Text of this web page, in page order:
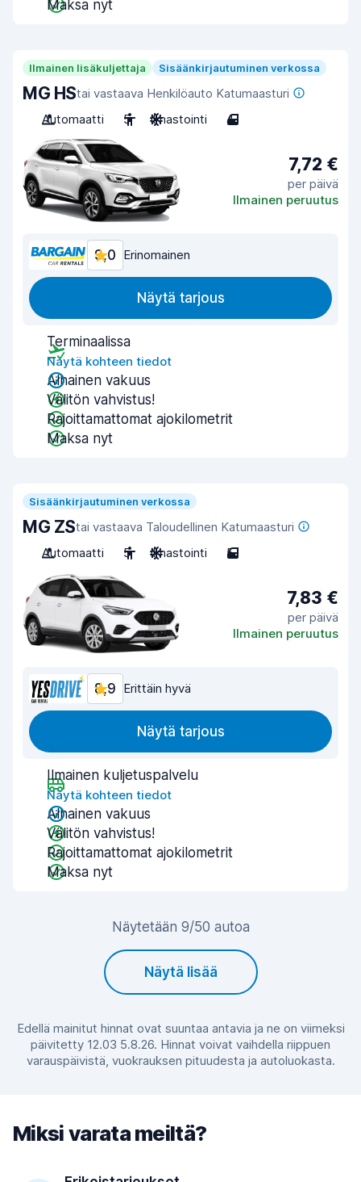
Maksa nyt
Ilmainen lisäkuljettaja Sisäänkirjautuminen verkossa
MG HStai vastaava Henkilöauto Katumaasturi
Automaatti
5 Ilmastointi 4
7,72 €
per päivä
Ilmainen peruutus
9,0 Erinomainen
Näytä tarjous
Terminaalissa
Näytä kohteen tiedot
Alhainen vakuus
Välitön vahvistus!
Rajoittamattomat ajokilometrit
Maksa nyt
Sisäänkirjautuminen verkossa
MG ZStai vastaava Taloudellinen Katumaasturi
Automaatti
5 Ilmastointi 5
7,83 €
per päivä
Ilmainen peruutus
8,9 Erittäin hyvä
Näytä tarjous
Ilmainen kuljetuspalvelu
Näytä kohteen tiedot
Alhainen vakuus
Välitön vahvistus!
Rajoittamattomat ajokilometrit
Maksa nyt
Näytetään 9/50 autoa
Näytä lisää
Edellä mainitut hinnat ovat suuntaa antavia ja ne on viimeksi
päivitetty 12.03 5.8.26. Hinnat voivat vaihdella riippuen
varauspäivistä, vuokrauksen pituudesta ja autoluokasta.
Miksi varata meiltä?